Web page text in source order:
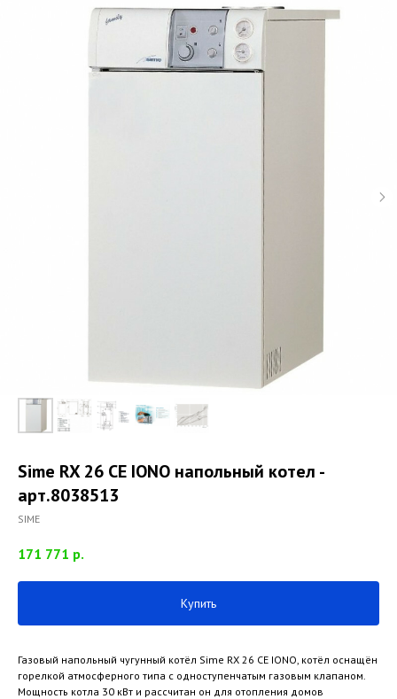
Sime RX 26 CE IONO напольный котел -
арт.8038513
SIME
171 771 р.
Купить
Газовый напольный чугунный котёл Sime RX 26 CE IONO, котёл оснащён
горелкой атмосферного типа с одноступенчатым газовым клапаном.
Мощность котла 30 кВт и рассчитан он для отопления домов